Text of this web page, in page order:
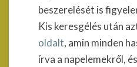
beszerelését is
Kis keresgélés után
oldalt, amin minden
írva a napelemekről,